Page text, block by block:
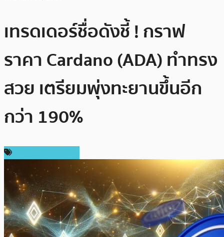
เทรดเดอร์ชื่อดังชี้ ! กราฟ
ราคา Cardano (ADA) ทำทรง
สวย เตรียมพุ่งทะยานขึ้นอีก
กว่า 190%